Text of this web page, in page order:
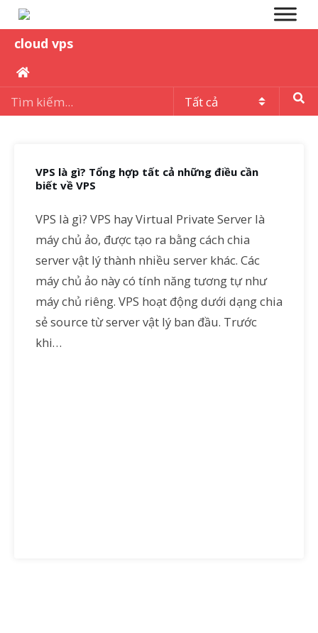
cloud vps
VPS là gì? Tổng hợp tất cả những điều cần
biết về VPS
VPS là gì? VPS hay Virtual Private Server là
máy chủ ảo, được tạo ra bằng cách chia
server vật lý thành nhiều server khác. Các
máy chủ ảo này có tính năng tương tự như
máy chủ riêng. VPS hoạt động dưới dạng chia
sẻ source từ server vật lý ban đầu. Trước
khi…